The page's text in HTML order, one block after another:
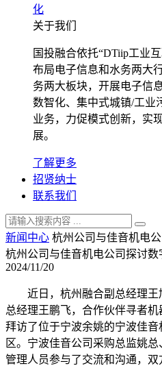
化
关于我们
国投融合依托“DTiip工业
布局电子信息和水务两大
务两大板块，开展电子信
数智化、集中式城镇/工业
业务，力促模式创新，实
展。
了解更多
招贤纳士
联系我们
新闻中心 杭州公司与佳音机电
杭州公司与佳音机电公司探讨数
2024/11/20
近日，杭州融合副总经理
总经理王鹏飞，合作伙伴寻者
拜访了位于宁波余姚的宁波佳
区。宁波佳音公司采购总监姚
管理人员参与了交流和沟通，